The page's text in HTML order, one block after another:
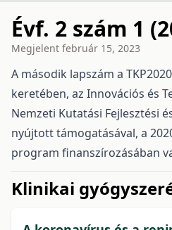
Évf. 2 szám 1
Megjelent február 15, 2023
A második lapszám a
keretében, az Innovációs és
Nemzeti Kutatási Fejlesztési
nyújtott támogatásával, a
program finanszírozásában
Klinikai